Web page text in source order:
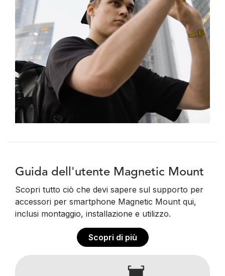
Guida dell'utente Magnetic Mount
Scopri tutto ciò che devi sapere sul supporto per
accessori per smartphone Magnetic Mount qui,
inclusi montaggio, installazione e utilizzo.
Scopri di più